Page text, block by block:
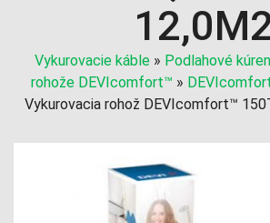
Vykurovacie káble » Podlahové
rohože DEVIcomfort™ »
Vykurovacia rohož DEVIcomfort™